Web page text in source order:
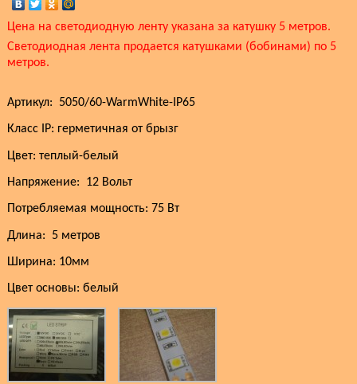
Цена на светодиодную ленту указана за катушку 5 метров.
Светодиодная лента продается катушками (бобинами) по 5
метров.
Артикул: 5050/60-WarmWhite-IP65
Класс IP: герметичная от брызг
Цвет: теплый-белый
Напряжение: 12 Вольт
Потребляемая мощность: 75 Вт
Длина: 5 метров
Ширина: 10мм
Цвет основы: белый